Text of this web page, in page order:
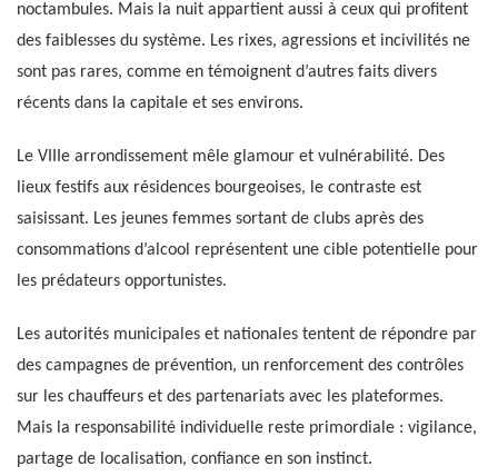
noctambules. Mais la nuit appartient aussi à ceux qui profitent
des faiblesses du système. Les rixes, agressions et incivilités ne
sont pas rares, comme en témoignent d’autres faits divers
récents dans la capitale et ses environs.
Le VIIIe arrondissement mêle glamour et vulnérabilité. Des
lieux festifs aux résidences bourgeoises, le contraste est
saisissant. Les jeunes femmes sortant de clubs après des
consommations d’alcool représentent une cible potentielle pour
les prédateurs opportunistes.
Les autorités municipales et nationales tentent de répondre par
des campagnes de prévention, un renforcement des contrôles
sur les chauffeurs et des partenariats avec les plateformes.
Mais la responsabilité individuelle reste primordiale : vigilance,
partage de localisation, confiance en son instinct.